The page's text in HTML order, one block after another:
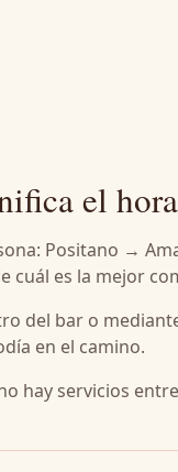
el
Positano →
cuál es la mejor
del bar o
en el camino.
hay servicios